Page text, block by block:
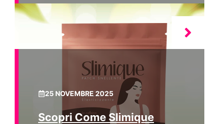
25 NOVEMBRE 2025
Scopri Come Slimique